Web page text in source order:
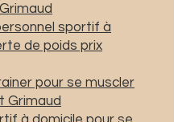
sportif à
de poids prix
pour se muscler
Grimaud